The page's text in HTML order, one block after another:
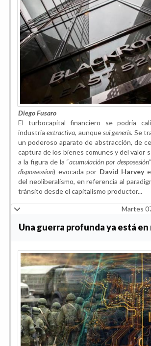
Diego Fusaro
El turbocapital financiero se podría
industriaextractiva, aunquesui generis. Se
un poderoso aparato de abstracción, de
captura de los bienes comunes y del valor
a la figura de la “acumulación por desposesión
dispossession) evocada por David Harvey
del neoliberalismo, en referencia al
tránsito desde el capitalismo productor...
Martes
Una guerra profunda ya está en